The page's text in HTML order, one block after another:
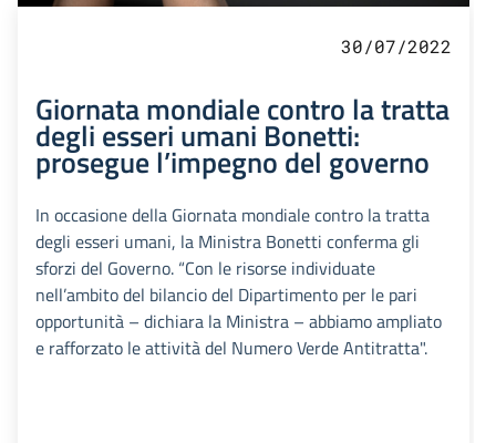
30/07/2022
Giornata mondiale contro la tratta
degli esseri umani Bonetti:
prosegue l’impegno del governo
In occasione della Giornata mondiale contro la tratta
degli esseri umani, la Ministra Bonetti conferma gli
sforzi del Governo. “Con le risorse individuate
nell’ambito del bilancio del Dipartimento per le pari
opportunità – dichiara la Ministra – abbiamo ampliato
e rafforzato le attività del Numero Verde Antitratta".